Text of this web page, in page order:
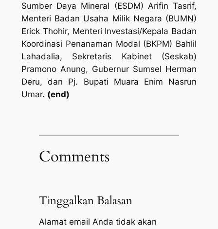
Sumber Daya Mineral (ESDM) Arifin Tasrif,
Menteri Badan Usaha Milik Negara (BUMN)
Erick Thohir, Menteri Investasi/Kepala Badan
Koordinasi Penanaman Modal (BKPM) Bahlil
Lahadalia, Sekretaris Kabinet (Seskab)
Pramono Anung, Gubernur Sumsel Herman
Deru, dan Pj. Bupati Muara Enim Nasrun
Umar. (end)
Comments
Tinggalkan Balasan
Alamat email Anda tidak akan